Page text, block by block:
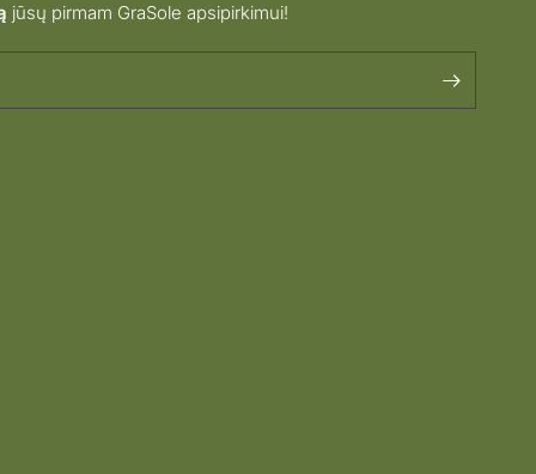
jūsų pirmam GraSole apsipirkimui!